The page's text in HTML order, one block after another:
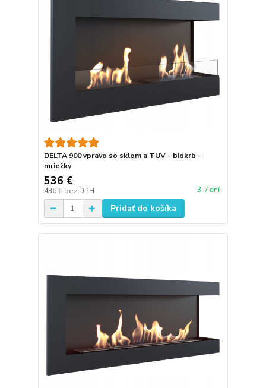
DELTA 900 vpravo so sklom a TUV - biokrb -
mriežky
536 €
436 € bez DPH 3-7 dní
Pridať do košíka